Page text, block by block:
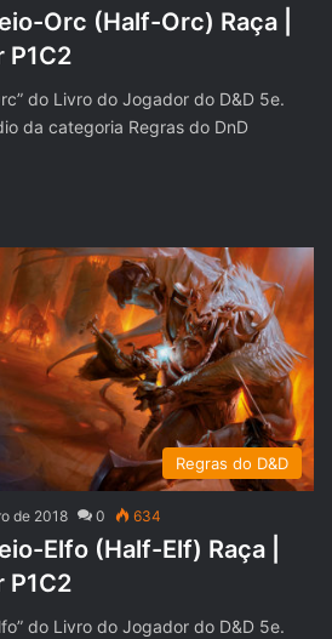
Orc (Half-Orc) Raça |
P1C2
do Livro do Jogador do D&D 5e.
da categoria Regras do DnD
Regras do D&D
de 2018 0 634
Elfo (Half-Elf) Raça |
P1C2
do Livro do Jogador do D&D 5e.